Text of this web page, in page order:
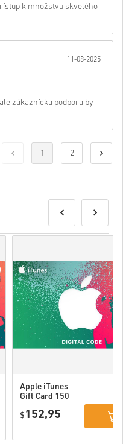
k množstvu skvelého
11-08-2025
zákaznícka podpora by
1 2
Apple iTunes
Gift Card 150
$ 152,95